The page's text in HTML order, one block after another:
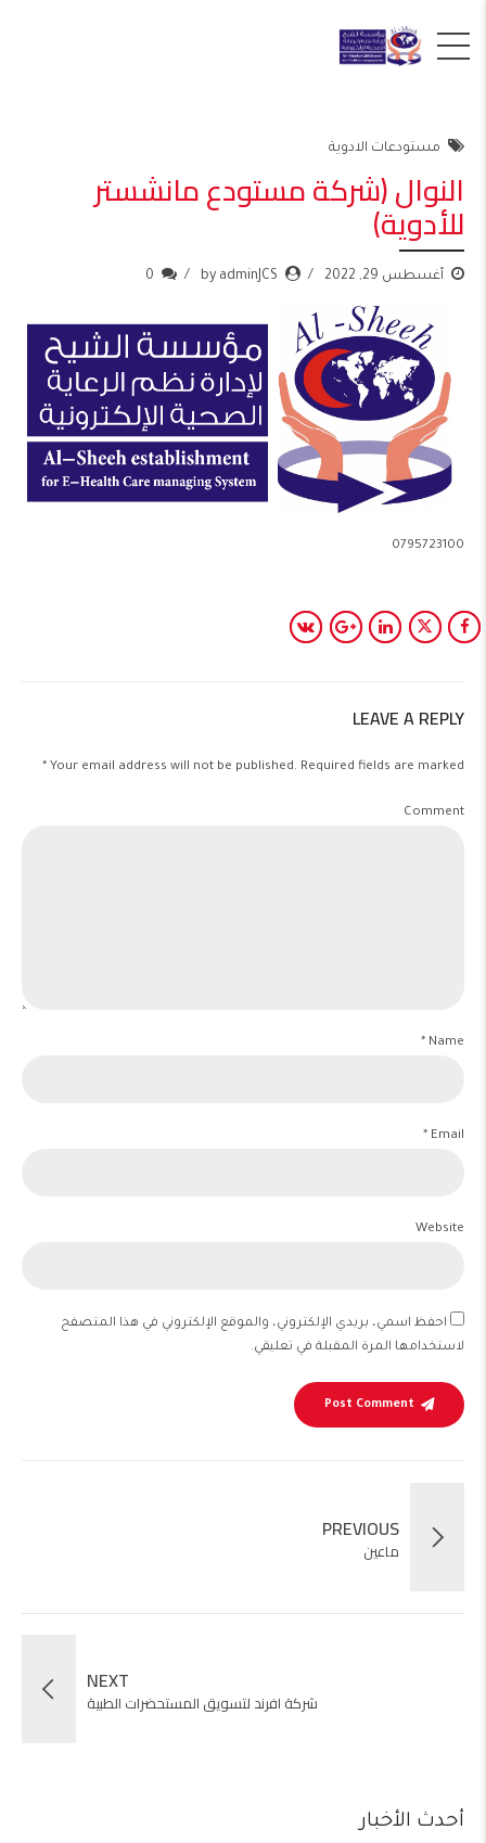
مستودعات الادوية
النوال (شركة مستودع مانشستر
للأدوية)
أغسطس 29, 2022 by adminJCS
0
0795723100
LEAVE A REPLY
Your email address will not be published. Required fields are marked *
Comment
Name *
Email *
Website
احفظ اسمي، بريدي الإلكتروني، والموقع الإلكتروني في هذا المتصفح
لاستخدامها المرة المقبلة في تعليقي.
Post Comment
PREVIOUS
ماعين
NEXT
شركة افرند لتسويق المستحضرات الطبية
أحدث الأخبار